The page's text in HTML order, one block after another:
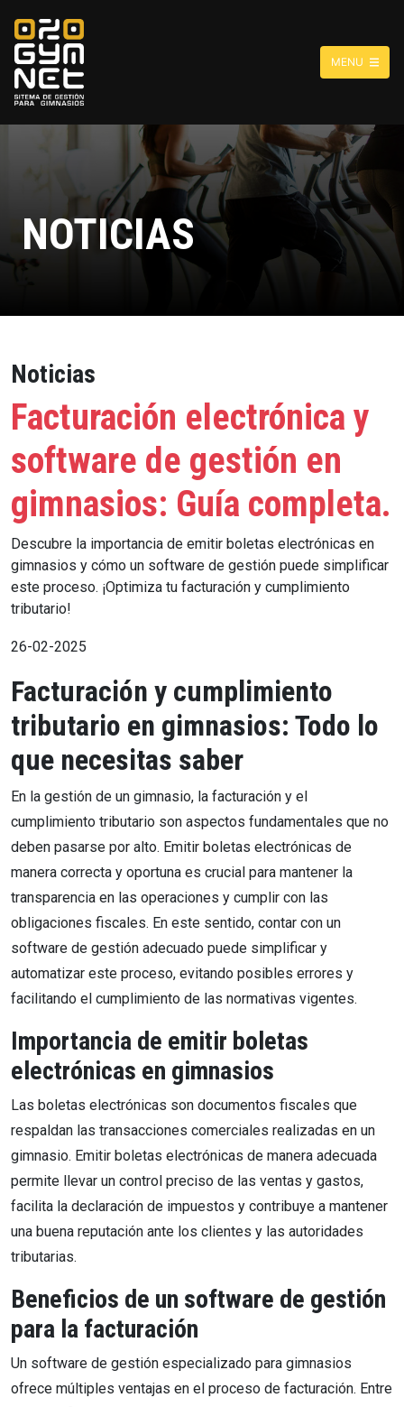
MENU
NOTICIAS
Noticias
Facturación electrónica y
software de gestión en
gimnasios: Guía completa.
Descubre la importancia de emitir boletas electrónicas en
gimnasios y cómo un software de gestión puede simplificar
este proceso. ¡Optimiza tu facturación y cumplimiento
tributario!
26-02-2025
Facturación y cumplimiento
tributario en gimnasios: Todo lo
que necesitas saber
En la gestión de un gimnasio, la facturación y el
cumplimiento tributario son aspectos fundamentales que no
deben pasarse por alto. Emitir boletas electrónicas de
manera correcta y oportuna es crucial para mantener la
transparencia en las operaciones y cumplir con las
obligaciones fiscales. En este sentido, contar con un
software de gestión adecuado puede simplificar y
automatizar este proceso, evitando posibles errores y
facilitando el cumplimiento de las normativas vigentes.
Importancia de emitir boletas
electrónicas en gimnasios
Las boletas electrónicas son documentos fiscales que
respaldan las transacciones comerciales realizadas en un
gimnasio. Emitir boletas electrónicas de manera adecuada
permite llevar un control preciso de las ventas y gastos,
facilita la declaración de impuestos y contribuye a mantener
una buena reputación ante los clientes y las autoridades
tributarias.
Beneficios de un software de gestión
para la facturación
Un software de gestión especializado para gimnasios
ofrece múltiples ventajas en el proceso de facturación. Entre